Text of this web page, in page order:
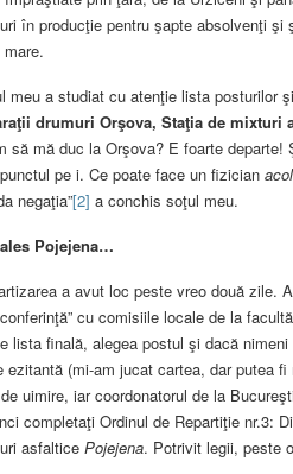
în producţie pentru şapte absolvenţi
mare.
meu a studiat cu atenţie lista posturilor
drumuri Orşova, Staţia de mixturi
să mă duc la Orşova? E foarte
pe i. Ce poate face un fizician
negaţia”[2] a conchis soţul meu.
Pojejena…
a avut loc peste vreo două zile.
cu comisiile locale de la
lista finală, alegea postul şi dacă
ezitantă (mi-am jucat cartea, dar putea
uimire, iar coordonatorul de la
completaţi Ordinul de Repartiţie nr.3:
asfalticePojejena. Potrivit legii, peste